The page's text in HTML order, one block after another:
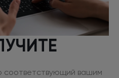
соответствующий вашим